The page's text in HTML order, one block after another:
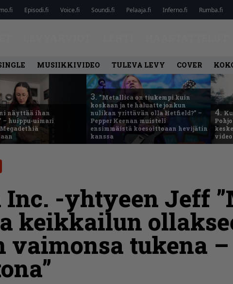
Episodi.fi Voice.fi Soundi.fi Pelaaja.fi Inferno.fi Rumba.fi
MUSIIKKIVIDEO TULEVA LEVY COVER
näyttää ihan
– huippu-uimari
3. ”Metallica on tiukempi kuin
koskaan ja te haluatte jonkun
nulikan yrittävän olla Hetfield?” –
Pepper Keenan muisteli
ensimmäistä koesoittoaan hevijätin
kanssa
4.
Inc. -yhtyeen Jeff
keikkailun
vaimonsa tukena